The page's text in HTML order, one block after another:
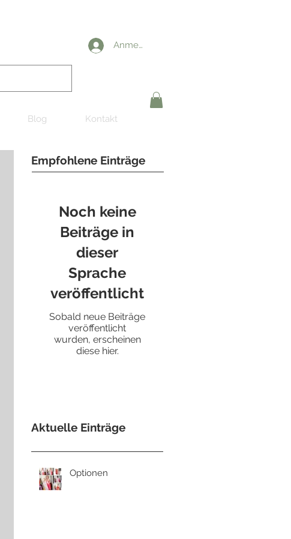
Anmelden
Blog Kontakt
Empfohlene Einträge
Noch keine
Beiträge in
dieser
Sprache
veröffentlicht
Sobald neue Beiträge
veröffentlicht
wurden, erscheinen
diese hier.
Aktuelle Einträge
Optionen